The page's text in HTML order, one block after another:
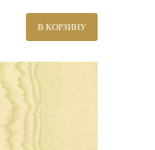
В КОРЗИНУ